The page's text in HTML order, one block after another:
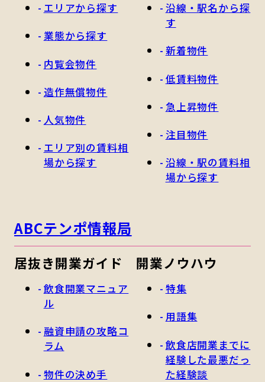
エリアから探す
業態から探す
内覧会物件
造作無償物件
人気物件
エリア別の賃料相
場から探す
沿線・駅名から探
す
新着物件
低賃料物件
急上昇物件
注目物件
沿線・駅の賃料相
場から探す
ABCテンポ情報局
居抜き開業ガイド
飲食開業マニュア
ル
融資申請の攻略コ
ラム
物件の決め手
開業ノウハウ
特集
用語集
飲食店開業までに
経験した最悪だっ
た経験談